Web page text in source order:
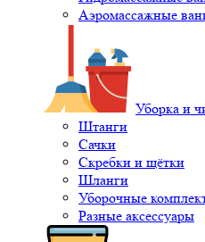
Аэромассажные
Уборка и
Штанги
Сачки
Скребки и щётки
Шланги
Уборочные
Разные аксессуары